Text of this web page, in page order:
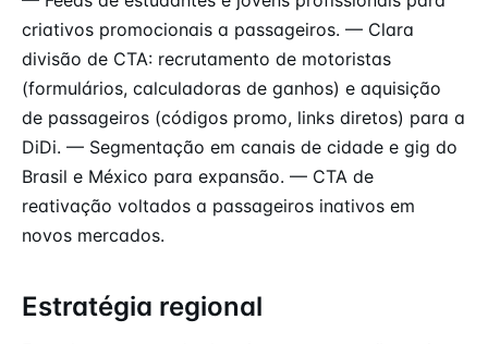
criativos promocionais a passageiros. — Clara
divisão de CTA: recrutamento de motoristas
(formulários, calculadoras de ganhos) e aquisição
de passageiros (códigos promo, links diretos) para a
DiDi. — Segmentação em canais de cidade e gig do
Brasil e México para expansão. — CTA de
reativação voltados a passageiros inativos em
novos mercados.
Estratégia regional